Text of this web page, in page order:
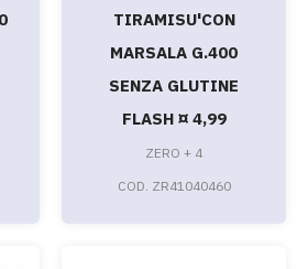
TIRAMISU'CON
MARSALA G.400
SENZA GLUTINE
FLASH ¤ 4,99
ZERO + 4
COD. ZR41040460